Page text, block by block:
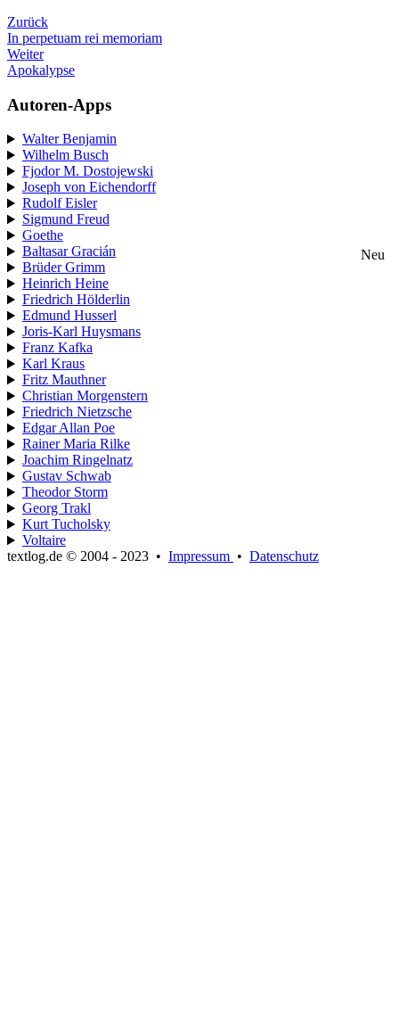
Zurück
In perpetuam rei memoriam
Weiter
Apokalypse
Autoren-Apps
Walter Benjamin
Wilhelm Busch
Fjodor M. Dostojewski
Joseph von Eichendorff
Rudolf Eisler
Sigmund Freud
Goethe
Baltasar Gracián
Neu
Brüder Grimm
Heinrich Heine
Friedrich Hölderlin
Edmund Husserl
Joris-Karl Huysmans
Franz Kafka
Karl Kraus
Fritz Mauthner
Christian Morgenstern
Friedrich Nietzsche
Edgar Allan Poe
Rainer Maria Rilke
Joachim Ringelnatz
Gustav Schwab
Theodor Storm
Georg Trakl
Kurt Tucholsky
Voltaire
textlog.de © 2004 - 2023 • Impressum • Datenschutz